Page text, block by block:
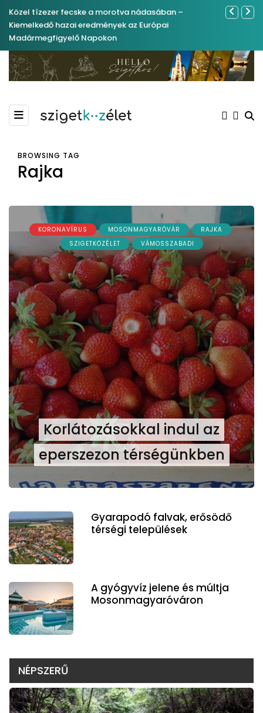
Közel tízezer fecske a morotva nádasában –
Kiemelkedő hazai eredmények az Európai
Madármegfigyelő Napokon
Ferenc
BROWSING TAG
Rajka
KORONAVÍRUS MOSONMAGYARÓVÁR
RAJKA
SZIGETKÖZÉLET
VÁMOSSZABADI
Korlátozásokkal indul az
eperszezon térségünkben
Gyarapodó falvak, erősödő
térségi települések
A gyógyvíz jelene és múltja
Mosonmagyaróváron
NÉPSZERŰ